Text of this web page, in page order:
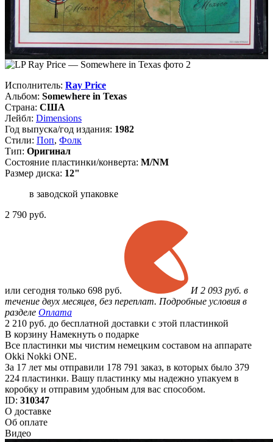
Исполнитель: Ray Price
Альбом: Somewhere in Texas
Страна: США
Лейбл: Dimensions
Год выпуска/год издания: 1982
Стили: Поп, Фолк
Тип: Оригинал
Состояние пластинки/конверта: M/NM
Размер диска: 12"
в заводской упаковке
2 790 руб.
или сегодня только 698 руб.
И 2 093 руб. в
течение двух месяцев, без переплат. Подробные условия в
разделе Оплата
2 210 руб. до бесплатной доставки с этой пластинкой
В корзину Намекнуть о подарке
Все пластинки мы чистим немецким составом на аппарате
Okki Nokki ONE.
За 17 лет мы отправили 178 791 заказ, в которых было 379
224 пластинки. Вашу пластинку мы надежно упакуем в
коробку и отправим удобным для вас способом.
ID: 310347
О доставке
Об оплате
Видео